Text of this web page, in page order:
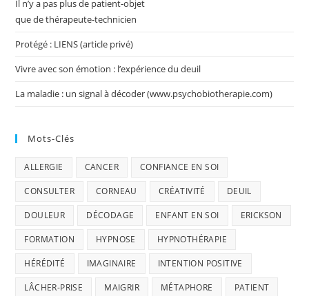
Il n’y a pas plus de patient-objet
que de thérapeute-technicien
Protégé : LIENS (article privé)
Vivre avec son émotion : l’expérience du deuil
La maladie : un signal à décoder (www.psychobiotherapie.com)
Mots-Clés
ALLERGIE CANCER CONFIANCE EN SOI
CONSULTER CORNEAU CRÉATIVITÉ DEUIL
DOULEUR DÉCODAGE ENFANT EN SOI ERICKSON
FORMATION HYPNOSE HYPNOTHÉRAPIE
HÉRÉDITÉ IMAGINAIRE INTENTION POSITIVE
LÂCHER-PRISE MAIGRIR MÉTAPHORE PATIENT